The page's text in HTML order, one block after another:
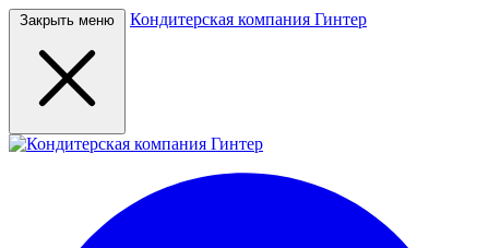
Закрыть меню Кондитерская компания Гинтер